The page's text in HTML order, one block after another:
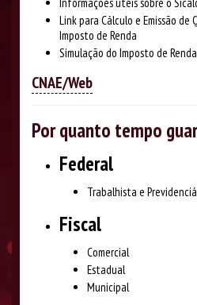
Link para Cálculo e Emissão
Imposto de Renda
Simulação do Imposto de
CNAE/Web
Por quanto tempo
Federal
Trabalhista e
Fiscal
Comercial
Estadual
Municipal